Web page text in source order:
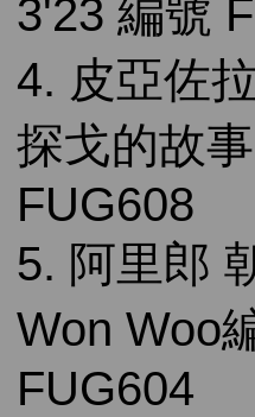
3'23 編號
4. 皮亞佐
探戈的故
FUG608
5. 阿里郎
Won Woo
FUG604